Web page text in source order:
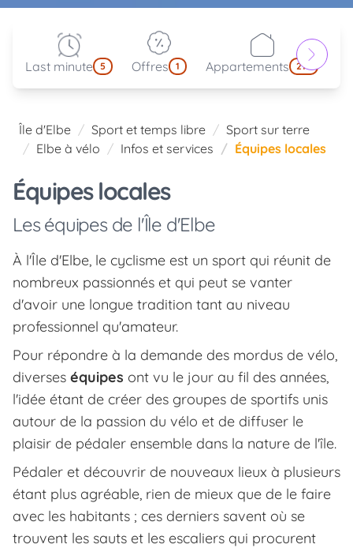
Last minute 5 Offres 1 Appartements 214
Île d'Elbe Sport et temps libre
Sport sur terre
Elbe à vélo
Infos et services Équipes locales
Équipes locales
Les équipes de l'Île d'Elbe
À l'Île d'Elbe, le cyclisme est un sport qui réunit de
nombreux passionnés et qui peut se vanter
d'avoir une longue tradition tant au niveau
professionnel qu'amateur.
Pour répondre à la demande des mordus de vélo,
diverses équipes ont vu le jour au fil des années,
l'idée étant de créer des groupes de sportifs unis
autour de la passion du vélo et de diffuser le
plaisir de pédaler ensemble dans la nature de l'île.
Pédaler et découvrir de nouveaux lieux à plusieurs
étant plus agréable, rien de mieux que de le faire
avec les habitants ; ces derniers savent où se
trouvent les sauts et les escaliers qui procurent